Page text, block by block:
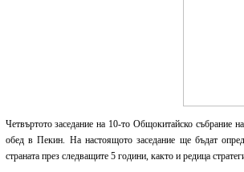
Четвъртото заседание на 10-то Общокитайско събрание
обед в Пекин. На настоящото заседание ще бъдат
страната през следващите 5 години, както и редица